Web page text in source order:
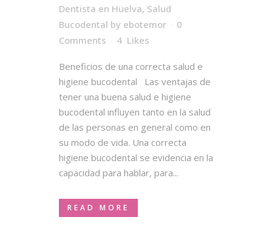
Dentista en Huelva, Salud
Bucodental by ebotemor
0
Comments
4 Likes
Beneficios de una correcta salud e
higiene bucodental Las ventajas de
tener una buena salud e higiene
bucodental influyen tanto en la salud
de las personas en general como en
su modo de vida. Una correcta
higiene bucodental se evidencia en la
capacidad para hablar, para...
READ MORE